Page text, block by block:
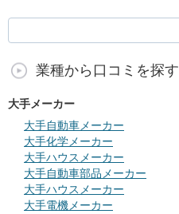
業種から口コミを探す
大手メーカー
大手自動車メーカー
大手化学メーカー
大手ハウスメーカー
大手自動車部品メーカー
大手ハウスメーカー
大手電機メーカー